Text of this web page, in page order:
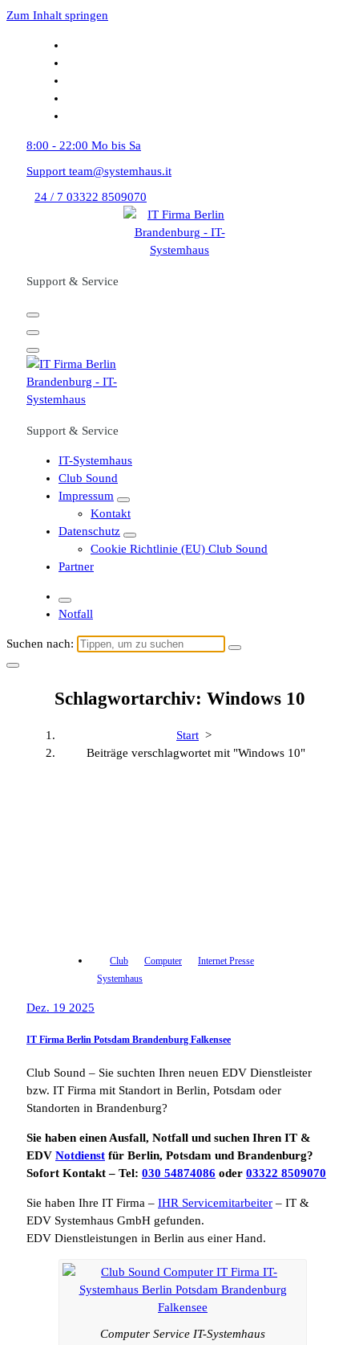
Zum Inhalt springen
8:00 - 22:00 Mo bis Sa
Support team@systemhaus.it
24 / 7 03322 8509070
Support & Service
Support & Service
IT-Systemhaus
Club Sound
Impressum
Kontakt
Datenschutz
Cookie Richtlinie (EU) Club Sound
Partner
Notfall
Suchen nach:
Schlagwortarchiv: Windows 10
Start >
Beiträge verschlagwortet mit "Windows 10"
Club Computer
Internet Presse
Systemhaus
Dez. 19 2025
IT Firma Berlin Potsdam Brandenburg Falkensee
Club Sound – Sie suchten Ihren neuen EDV Dienstleister
bzw. IT Firma mit Standort in Berlin, Potsdam oder
Standorten in Brandenburg?
Sie haben einen Ausfall, Notfall und suchen Ihren IT &
EDV Notdienst für Berlin, Potsdam und Brandenburg?
Sofort Kontakt – Tel: 030 54874086 oder 03322 8509070
Sie haben Ihre IT Firma – IHR Servicemitarbeiter – IT &
EDV Systemhaus GmbH gefunden.
EDV Dienstleistungen in Berlin aus einer Hand.
Computer Service IT-Systemhaus